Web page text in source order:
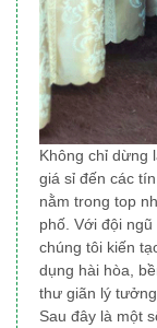
Không chỉ dừng
giá sỉ đến các
nằm trong top
phố . Với đội
chúng tôi kiến
dụng hài hòa,
thư giãn lý
Sau đây là một